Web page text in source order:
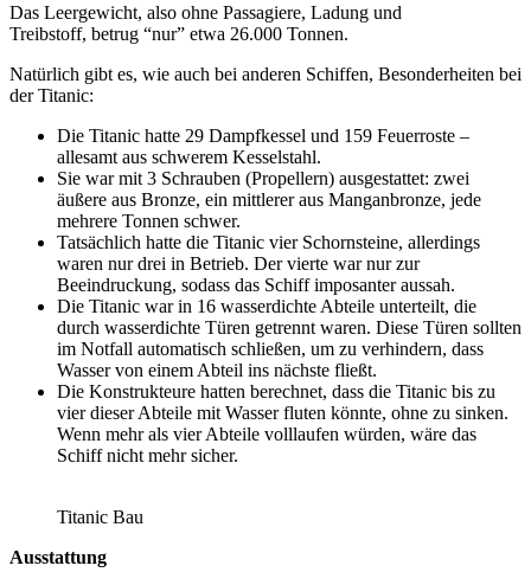
Das Leergewicht, also ohne Passagiere, Ladung und
Treibstoff, betrug “nur” etwa 26.000 Tonnen.
Natürlich gibt es, wie auch bei anderen Schiffen, Besonderheiten bei
der Titanic:
Die Titanic hatte 29 Dampfkessel und 159 Feuerroste –
allesamt aus schwerem Kesselstahl.
Sie war mit 3 Schrauben (Propellern) ausgestattet: zwei
äußere aus Bronze, ein mittlerer aus Manganbronze, jede
mehrere Tonnen schwer.
Tatsächlich hatte die Titanic vier Schornsteine, allerdings
waren nur drei in Betrieb. Der vierte war nur zur
Beeindruckung, sodass das Schiff imposanter aussah.
Die Titanic war in 16 wasserdichte Abteile unterteilt, die
durch wasserdichte Türen getrennt waren. Diese Türen sollten
im Notfall automatisch schließen, um zu verhindern, dass
Wasser von einem Abteil ins nächste fließt.
Die Konstrukteure hatten berechnet, dass die Titanic bis zu
vier dieser Abteile mit Wasser fluten könnte, ohne zu sinken.
Wenn mehr als vier Abteile volllaufen würden, wäre das
Schiff nicht mehr sicher.
Titanic Bau
Ausstattung